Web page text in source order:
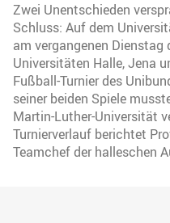
Zwei Unentschieden
Schluss: Auf dem
am vergangenen Dienstag
Universitäten Halle, Jena
Fußball-Turnier des
seiner beiden Spiele
Martin-Luther-Universität
Turnierverlauf berichtet
Teamchef der halleschen